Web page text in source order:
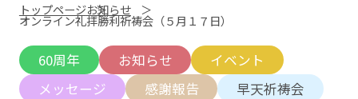
トップページお知らせ
オンライン礼拝勝利祈祷会（５月１７日）
60周年 お知らせ
イベント
メッセージ
感謝報告
早天祈祷会